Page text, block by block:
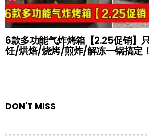
6款多功能气炸烤箱【2.25促销】
饪/烘焙/烧烤/煎炸/解冻一锅搞定！
DON'T MISS